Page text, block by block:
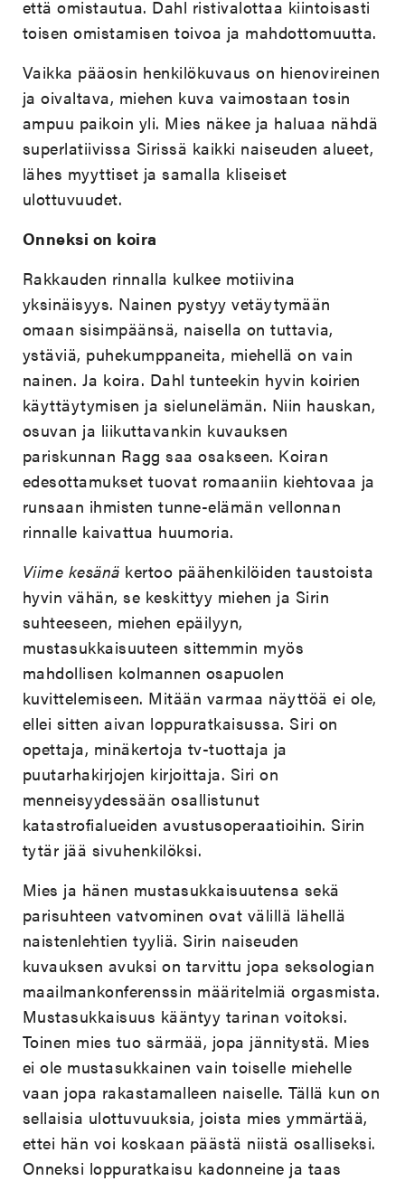
että omistautua. Dahl ristivalottaa kiintoisasti
toisen omistamisen toivoa ja mahdottomuutta.
Vaikka pääosin henkilökuvaus on hienovireinen
ja oivaltava, miehen kuva vaimostaan tosin
ampuu paikoin yli. Mies näkee ja haluaa nähdä
superlatiivissa Sirissä kaikki naiseuden alueet,
lähes myyttiset ja samalla kliseiset
ulottuvuudet.
Onneksi on koira
Rakkauden rinnalla kulkee motiivina
yksinäisyys. Nainen pystyy vetäytymään
omaan sisimpäänsä, naisella on tuttavia,
ystäviä, puhekumppaneita, miehellä on vain
nainen. Ja koira. Dahl tunteekin hyvin koirien
käyttäytymisen ja sielunelämän. Niin hauskan,
osuvan ja liikuttavankin kuvauksen
pariskunnan Ragg saa osakseen. Koiran
edesottamukset tuovat romaaniin kiehtovaa ja
runsaan ihmisten tunne-elämän vellonnan
rinnalle kaivattua huumoria.
Viime kesänä kertoo päähenkilöiden taustoista
hyvin vähän, se keskittyy miehen ja Sirin
suhteeseen, miehen epäilyyn,
mustasukkaisuuteen sittemmin myös
mahdollisen kolmannen osapuolen
kuvittelemiseen. Mitään varmaa näyttöä ei ole,
ellei sitten aivan loppuratkaisussa. Siri on
opettaja, minäkertoja tv-tuottaja ja
puutarhakirjojen kirjoittaja. Siri on
menneisyydessään osallistunut
katastrofialueiden avustusoperaatioihin. Sirin
tytär jää sivuhenkilöksi.
Mies ja hänen mustasukkaisuutensa sekä
parisuhteen vatvominen ovat välillä lähellä
naistenlehtien tyyliä. Sirin naiseuden
kuvauksen avuksi on tarvittu jopa seksologian
maailmankonferenssin määritelmiä orgasmista.
Mustasukkaisuus kääntyy tarinan voitoksi.
Toinen mies tuo särmää, jopa jännitystä. Mies
ei ole mustasukkainen vain toiselle miehelle
vaan jopa rakastamalleen naiselle. Tällä kun on
sellaisia ulottuvuuksia, joista mies ymmärtää,
ettei hän voi koskaan päästä niistä osalliseksi.
Onneksi loppuratkaisu kadonneine ja taas